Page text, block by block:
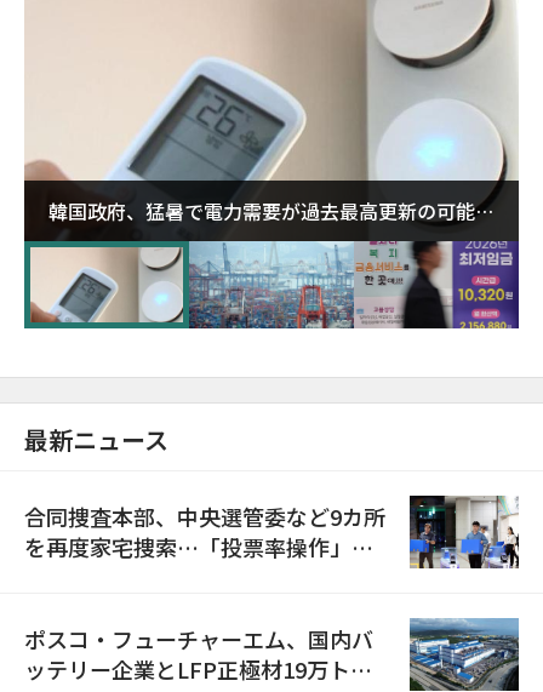
韓国政府、猛暑で電力需要が過去最高更新の可能性
に需給対応体制を点検
最新ニュース
合同捜査本部、中央選管委など9カ所
を再度家宅捜索…「投票率操作」の
ポスコ・フューチャーエム、国内バ
ッテリー企業とLFP正極材19万トン